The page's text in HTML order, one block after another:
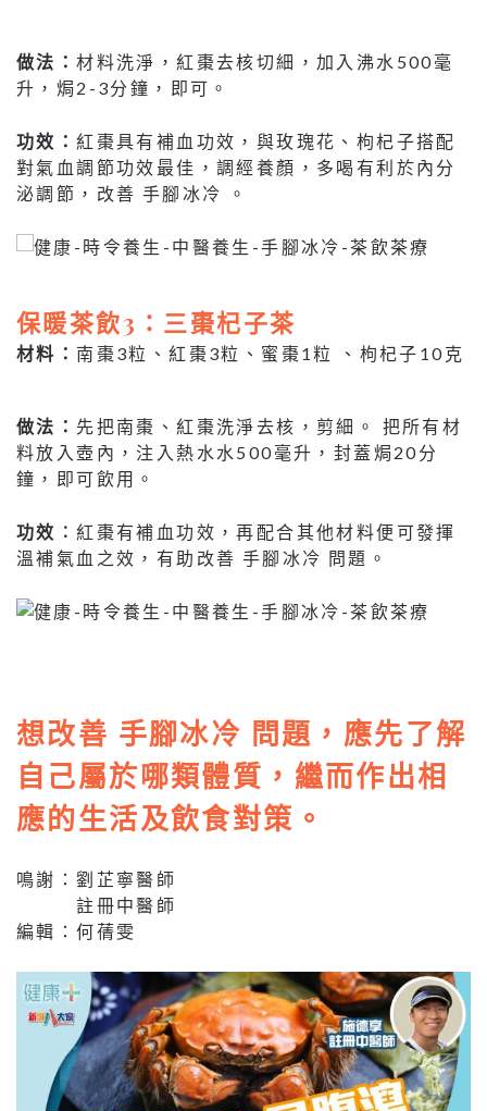
做法：材料洗淨，紅棗去核切細，加入沸水500毫
升，焗2-3分鐘，即可。
功效：紅棗具有補血功效，與玫瑰花、枸杞子搭配
對氣血調節功效最佳，調經養顏，多喝有利於內分
泌調節，改善 手腳冰冷 。
保暖茶飲3：三棗杞子茶
材料： 南棗3粒、紅棗3粒、蜜棗1粒 、枸杞子10克
做法： 先把南棗、紅棗洗淨去核，剪細。 把所有材
料放入壺內，注入熱水水500毫升，封蓋焗20分
鐘，即可飲用。
功效︰紅棗有補血功效，再配合其他材料便可發揮
溫補氣血之效，有助改善 手腳冰冷 問題。
想改善 手腳冰冷 問題，應先了解
自己屬於哪類體質，繼而作出相
應的生活及飲食對策。
鳴謝：劉芷寧醫師
註冊中醫師
編輯：何蒨雯